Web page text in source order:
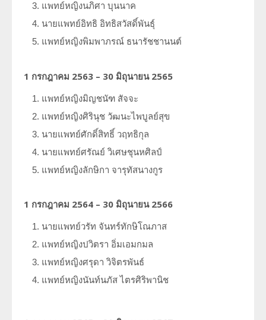
แพทย์หญิงนภิศา บุนนาค
นายแพทย์อิทธิ อิทธิสวัสดิ์พันธุ์
แพทย์หญิงพิมพาภรณ์ ธนารัชชานนต์
1 กรกฎาคม 2563 – 30 มิถุนายน 2565
แพทย์หญิงมิญชนัฑ สัจจะ
แพทย์หญิงศิรินุช วัฒนะไพบูลย์สุข
นายแพทย์ศักดิ์สิทธิ์ วฤทธิกุล
นายแพทย์ศรัณย์ วิเศษชุนหศิลป์
แพทย์หญิงลักษิกา จารุทัสนางกูร
1 กรกฎาคม 2564 – 30 มิถุนายน 2566
นายแพทย์วรัท จันทร์ทักษิโณภาส
แพทย์หญิงปวิตรา อิ่มเอมกมล
แพทย์หญิงศรุดา วิจิตรพันธ์
แพทย์หญิงนันท์นภัส ไตรศิริพานิช